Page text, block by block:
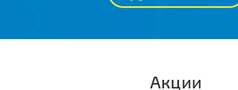
Акции